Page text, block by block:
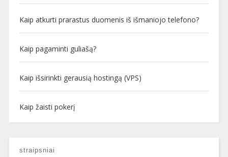
Kaip atkurti prarastus duomenis iš išmaniojo telefono?
Kaip pagaminti guliašą?
Kaip išsirinkti gerausią hostingą (VPS)
Kaip žaisti pokerį
straipsniai